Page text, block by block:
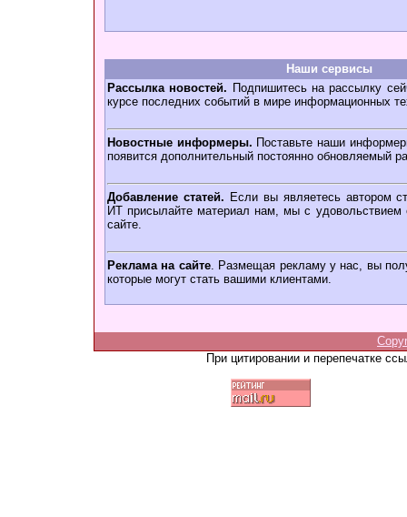
Наши сервисы
Рассылка новостей. Подпишитесь на рассылку
курсе последних событий в мире информационных
Новостные информеры. Поставьте наши
появится дополнительный постоянно обновляемый
Добавление статей. Если вы являетесь автором
ИТ присылайте материал нам, мы с удовольствием
сайте.
Реклама на сайте. Размещая рекламу у нас, вы
которые могут стать вашими клиентами.
При цитировании и перепечатке